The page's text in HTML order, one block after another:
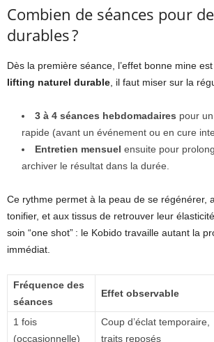
Combien de séances pour
durables ?
Dès la première séance, l’effet bonne mine
lifting naturel durable , il faut miser sur la
3 à 4 séances hebdomadaires pour
rapide (avant un événement ou en cure
Entretien mensuel ensuite pour
archiver le résultat dans la durée.
Ce rythme permet à la peau de se régénérer,
tonifier, et aux tissus de retrouver leur
soin “one shot” : le Kobido travaille autant la
immédiat.
Fréquence des
séances
Effet observable
1 fois
(occasionnelle)
Coup d’éclat temporaire,
traits reposés